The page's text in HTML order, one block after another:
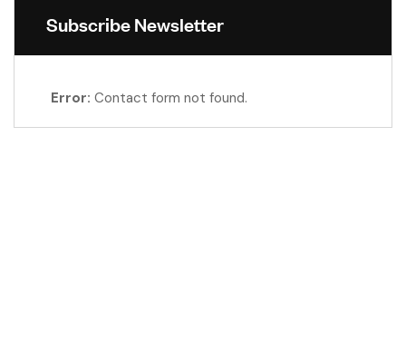
Subscribe Newsletter
Error: Contact form not found.